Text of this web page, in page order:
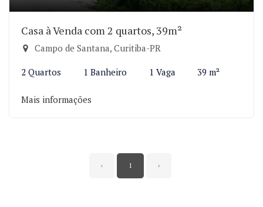
Casa à Venda com 2 quartos, 39m²
Campo de Santana, Curitiba-PR
2 Quartos 1 Banheiro 1 Vaga 39 m²
Mais informações
‹ 1 ›